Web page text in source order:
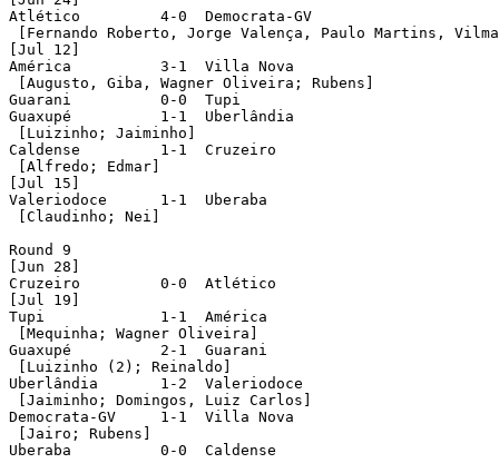
Atlético	 4-0  Democrata-GV
[Fernando Roberto, Jorge Valença, Paulo Martins,
[Jul 12]
América		 3-1  Villa Nova
[Augusto, Giba, Wagner Oliveira; Rubens]
Guarani		 0-0  Tupi
Guaxupé		 1-1  Uberlândia
[Luizinho; Jaiminho]
Caldense	 1-1  Cruzeiro
[Alfredo; Edmar]
[Jul 15]
Valeriodoce	 1-1  Uberaba
[Claudinho; Nei]
Round 9
[Jun 28]
Cruzeiro	 0-0  Atlético
[Jul 19]
Tupi 	 	 1-1  América
[Mequinha; Wagner Oliveira]
Guaxupé		 2-1  Guarani
[Luizinho (2); Reinaldo]
Uberlândia	 1-2  Valeriodoce
[Jaiminho; Domingos, Luiz Carlos]
Democrata-GV	 1-1  Villa Nova
[Jairo; Rubens]
Uberaba	 	 0-0  Caldense